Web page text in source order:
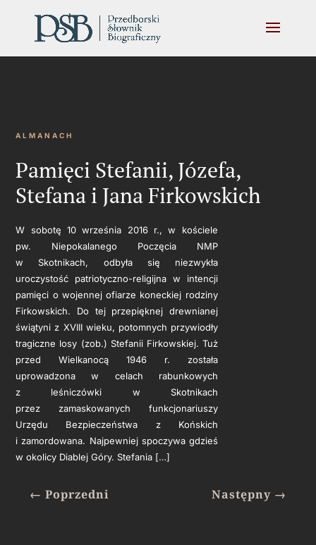
ALMANACH
Pamięci Stefanii, Józefa,
Stefana i Jana Firkowskich
W sobotę 10 września 2016 r., w kościele
pw. Niepokalanego Poczęcia NMP
w Skotnikach, odbyła się niezwykła
uroczystość patriotyczno-religijna w intencji
pamięci o wojennej ofiarze koneckiej rodziny
Firkowskich. Do tej przepięknej drewnianej
świątyni z XVIII wieku, potomnych przywiodły
tragiczne losy (zob.) Stefanii Firkowskiej. Tuż
przed Wielkanocą 1946 r. została
uprowadzona w celach rabunkowych
z leśniczówki w Skotnikach
przez zamaskowanych funkcjonariuszy
Urzędu Bezpieczeństwa z Końskich
i zamordowana. Najpewniej spoczywa gdzieś
w okolicy Diablej Góry. Stefania […]
←Poprzedni Następny→